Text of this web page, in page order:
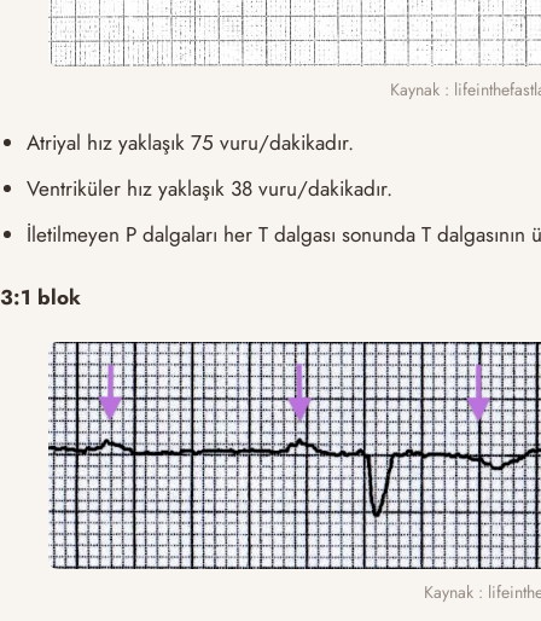
Kaynak :
Atriyal hız yaklaşık 75 vuru/dakikadır.
Ventriküler hız yaklaşık 38 vuru/dakikadır.
İletilmeyen P dalgaları her T dalgası sonunda T
3:1 blok
Kaynak :